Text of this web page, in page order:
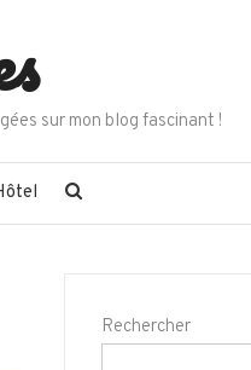
sur mon blog fascinant !
Rechercher